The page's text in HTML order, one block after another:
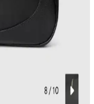
temalı tasarımı ve
yapısı güvenlik endişesi
ön planda tutuyor.
Marka Değeri ile
Makalede, farklı
işçilik ve marka